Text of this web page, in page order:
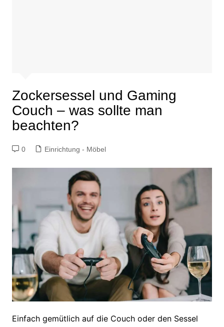
Zockersessel und Gaming
Couch – was sollte man
beachten?
0 Einrichtung - Möbel
Einfach gemütlich auf die Couch oder den Sessel